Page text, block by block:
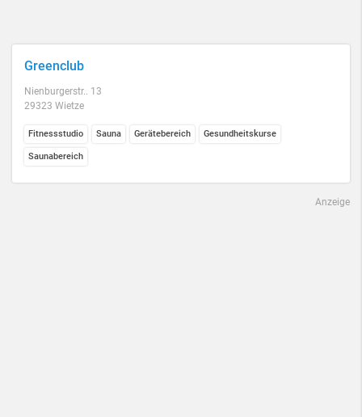
Greenclub
Nienburgerstr.. 13
29323 Wietze
Fitnessstudio Sauna Gerätebereich Gesundheitskurse
Saunabereich
Anzeige